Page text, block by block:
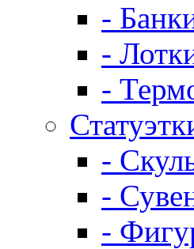
-
-
-
-
-
-